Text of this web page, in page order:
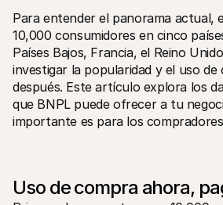
Para entender el panorama actual,
10,000 consumidores en cinco
Países Bajos, Francia, el Reino
investigar la popularidad y el uso
después. Este artículo explora los
que BNPL puede ofrecer a tu
importante es para los
Uso de compra ahora,